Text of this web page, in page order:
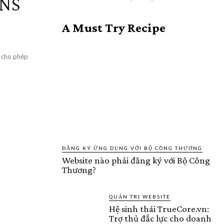
phép
A Must Try Recipe
ĐĂNG KÝ ỨNG DỤNG VỚI BỘ CÔNG THƯƠNG
Website nào phải đăng ký với Bộ Công
Thương?
QUẢN TRỊ WEBSITE
Hệ sinh thái TrueCore.vn:
Trợ thủ đắc lực cho doanh